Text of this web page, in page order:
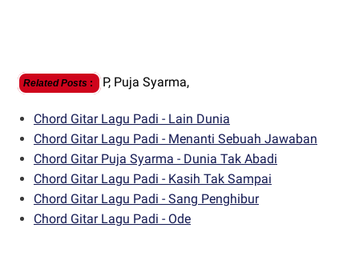
Related Posts : P, Puja Syarma,
Chord Gitar Lagu Padi - Lain Dunia
Chord Gitar Lagu Padi - Menanti Sebuah Jawaban
Chord Gitar Puja Syarma - Dunia Tak Abadi
Chord Gitar Lagu Padi - Kasih Tak Sampai
Chord Gitar Lagu Padi - Sang Penghibur
Chord Gitar Lagu Padi - Ode